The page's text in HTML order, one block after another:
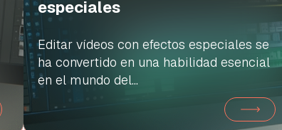
especiales
Editar vídeos con efectos especiales se
ha convertido en una habilidad esencial
en el mundo del...